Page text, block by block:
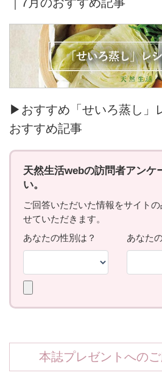
▶おすすめ「せいろ蒸し」
おすすめ記事
本誌プレゼントへの